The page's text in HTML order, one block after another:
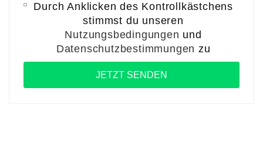
Durch Anklicken des Kontrollkästchens
stimmst du unseren
Nutzungsbedingungen und
Datenschutzbestimmungen zu